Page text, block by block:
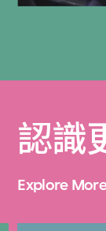
認識
Explore